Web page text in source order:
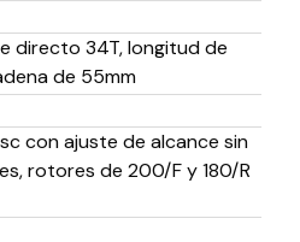
directo 34T, longitud de
de 55mm
con ajuste de alcance sin
rotores de 200/F y 180/R